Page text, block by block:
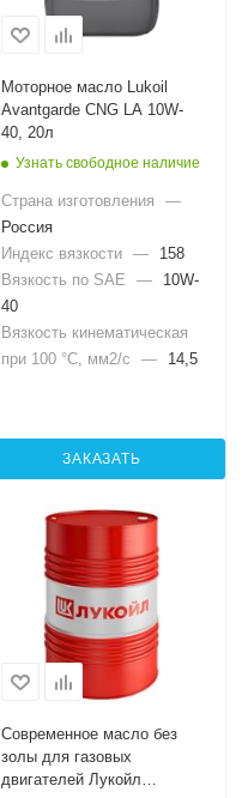
Моторное масло Lukoil
Avantgarde CNG LA 10W-
40, 20л
Узнать свободное наличие
Страна изготовления
—
Россия
Индекс вязкости —
158
Вязкость по SAE
—
10W-
40
Вязкость кинематическая
при 100 °С, мм2/с
— 14,5
ЗАКАЗАТЬ
Современное масло без
золы для газовых
двигателей Лукойл